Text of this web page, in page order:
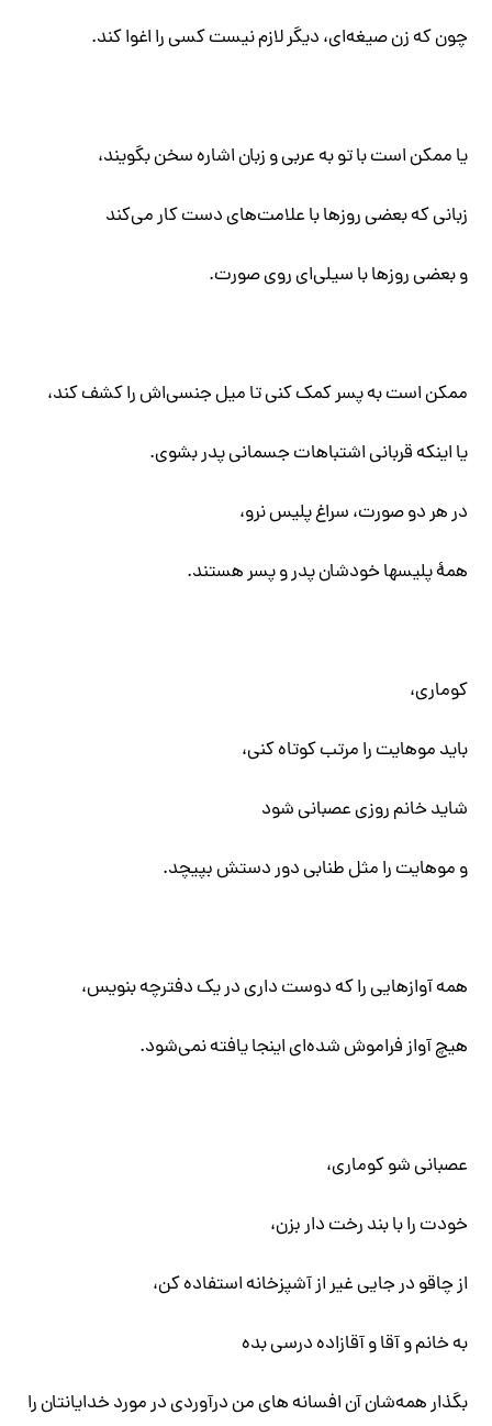
چون که زن صیغه‌ای، دیگر لازم نیست کسی را اغوا کند.
یا ممکن است با تو به عربی و زبان اشاره سخن بگویند،
زبانی که بعضی روزها با علامت‌های دست کار می‌کند
و بعضی روزها با سیلی‌ای روی صورت.
ممکن است به پسر کمک کنی تا میل جنسی‌اش را کشف کند،
یا اینکه قربانی اشتباهات جسمانی پدر بشوی.
در هر دو صورت، سراغ پلیس نرو،
همۀ پلیسها خودشان پدر و پسر هستند.
کوماری،
باید موهایت را مرتب کوتاه کنی،
شاید خانم روزی عصبانی شود
و موهایت را مثل طنابی دور دستش بپیچد.
همه آوازهایی را که دوست داری در یک دفترچه بنویس،
هیچ آواز فراموش شده‌ای اینجا یافته نمی‌شود.
عصبانی شو کوماری،
خودت را با بند رخت دار بزن،
از چاقو در جایی غیر از آشپزخانه استفاده کن،
به خانم و آقا و آقازاده درسی بده
بگذار همه‌شان آن افسانه های من درآوردی در مورد خدایانتان را